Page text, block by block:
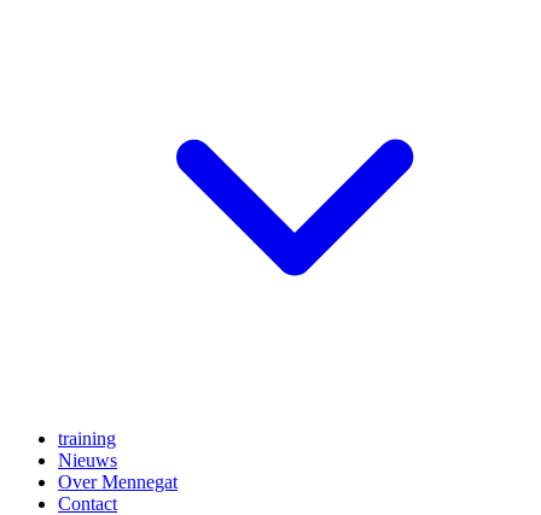
training
Nieuws
Over Mennegat
Contact